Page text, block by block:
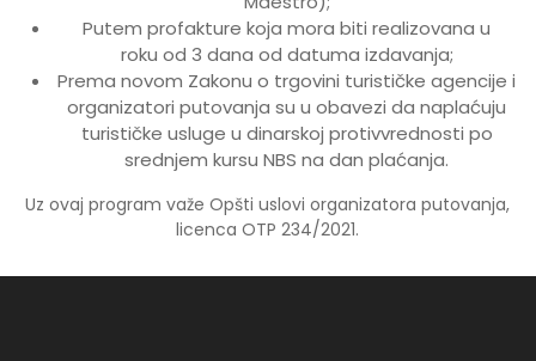
Putem profakture koja mora biti realizovana u
roku od 3 dana od datuma izdavanja;
Prema novom Zakonu o trgovini turističke agencije i
organizatori putovanja su u obavezi da naplaćuju
turističke usluge u dinarskoj protivvrednosti po
srednjem kursu NBS na dan plaćanja.
Uz ovaj program važe Opšti uslovi organizatora putovanja,
licenca OTP 234/2021.